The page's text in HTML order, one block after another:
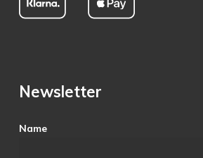
Newsletter
Name